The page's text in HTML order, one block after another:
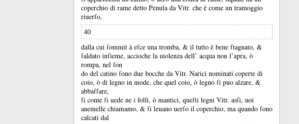
coperchio di rame detto Penula da Vitr. che è come un tramoggio
riuerſo,
40
dalla cui ſommit à eſce una tromba, & il tutto è bene ſtagnato, &
ſaldato inſieme, accioche la uiolenza dell’ acqua non l’apra, ò
rompa, nel ſon
do del catino ſono due bocche da Vitr. Narici nominati coperte di
coio, ò di legno in mode, che quel coio, ò legno ſi puo alzare, &
abbaſſare,
ſi come ſi uede ne i folli, ò mantici, queſti legni Vitr. asſi, noi
anemelle chiamamo, & ſi leuano uerſo il coperchio, ma quando ſono
calcati dal